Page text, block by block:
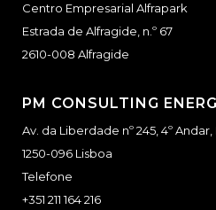
Centro Empresarial Alfrapark
Estrada de Alfragide, n.º 67
2610-008 Alfragide
PM CONSULTING
Av. da Liberdade nº 245, 4º Andar,
1250-096 Lisboa
Telefone
+351 211 164 216